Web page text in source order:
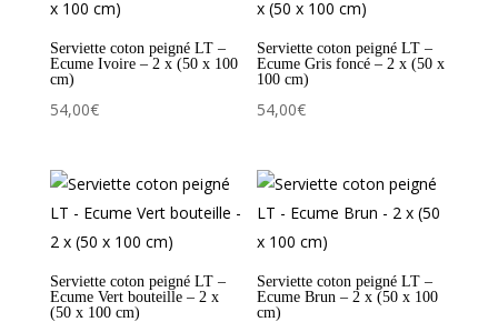
Serviette coton peigné LT –
Ecume Ivoire – 2 x (50 x 100
cm)
54,00€
Serviette coton peigné LT –
Ecume Gris foncé – 2 x (50 x
100 cm)
54,00€
Serviette coton peigné LT –
Ecume Vert bouteille – 2 x
(50 x 100 cm)
Serviette coton peigné LT –
Ecume Brun – 2 x (50 x 100
cm)